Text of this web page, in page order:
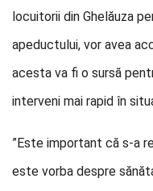
locuitorii din Ghelăuza
apeductului, vor avea
acesta va fi o sursă
interveni mai rapid în
”Este important că s-a
este vorba despre